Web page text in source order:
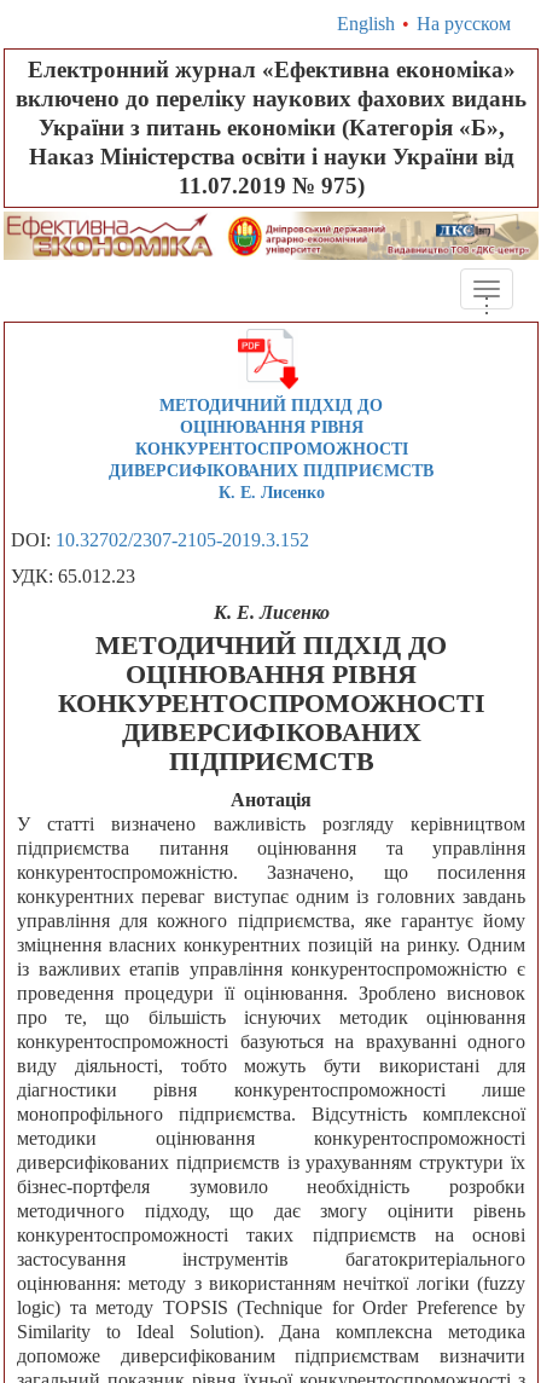
English • На русском
Електронний журнал «Ефективна економіка»
включено до переліку наукових фахових видань
України з питань економіки (Категорія «Б»,
Наказ Міністерства освіти і науки України від
11.07.2019 № 975)
Toggle
...
МЕТОДИЧНИЙ ПІДХІД ДО
ОЦІНЮВАННЯ РІВНЯ
КОНКУРЕНТОСПРОМОЖНОСТІ
ДИВЕРСИФІКОВАНИХ ПІДПРИЄМСТВ
К. Е. Лисенко
DOI: 10.32702/2307-2105-2019.3.152
УДК: 65.012.23
К. Е. Лисенко
МЕТОДИЧНИЙ ПІДХІД ДО
ОЦІНЮВАННЯ РІВНЯ
КОНКУРЕНТОСПРОМОЖНОСТІ
ДИВЕРСИФІКОВАНИХ
ПІДПРИЄМСТВ
Анотація
У статті визначено важливість розгляду керівництвом
підприємства питання оцінювання та управління
конкурентоспроможністю. Зазначено, що посилення
конкурентних переваг виступає одним із головних завдань
управління для кожного підприємства, яке гарантує йому
зміцнення власних конкурентних позицій на ринку. Одним
із важливих етапів управління конкурентоспроможністю є
проведення процедури її оцінювання. Зроблено висновок
про те, що більшість існуючих методик оцінювання
конкурентоспроможності базуються на врахуванні одного
виду діяльності, тобто можуть бути використані для
діагностики рівня конкурентоспроможності лише
монопрофільного підприємства. Відсутність комплексної
методики оцінювання конкурентоспроможності
диверсифікованих підприємств із урахуванням структури їх
бізнес-портфеля зумовило необхідність розробки
методичного підходу, що дає змогу оцінити рівень
конкурентоспроможності таких підприємств на основі
застосування інструментів багатокритеріального
оцінювання: методу з використанням нечіткої логіки (fuzzy
logic) та методу TOPSIS (Technique for Order Preference by
Similarity to Ideal Solution). Дана комплексна методика
допоможе диверсифікованим підприємствам визначити